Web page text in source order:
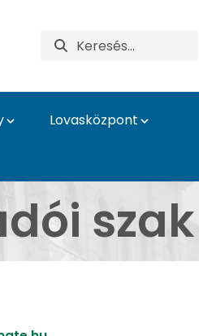
Lovasközpont
Campus
szak